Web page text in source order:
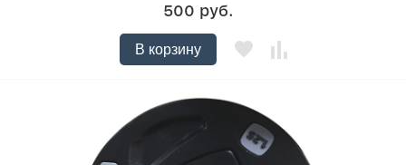
500 руб.
В корзину